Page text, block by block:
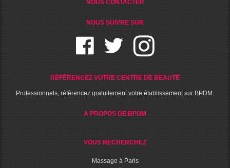
NOUS CONTACTER
NOUS SUIVRE SUR
RÉFÉRENCEZ VOTRE CENTRE DE BEAUTÉ
Professionnels, référencez gratuitement votre établissement sur BPDM.
A PROPOS DE BPDM
VOUS RECHERCHEZ
Massage à Paris